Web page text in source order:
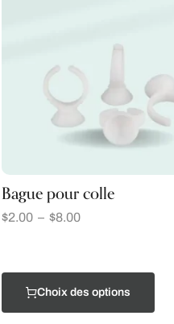
Bague pour colle
$2.00 – $8.00
Choix des options